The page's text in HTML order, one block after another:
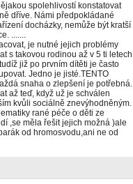
spolehlivostí konstatovat
dříve. Námi předpokládané
docházky, nemůže být kratší
.......
je nutné jejich problémy
s takovou rodinou až v 5 ti letech
již po prvním dítěti je často
Jedno je jisté.TENTO
snaha o zlepšení je potřebná.
až teď, když už je schválen
kvůli sociálně znevýhodněným.
rané péče o děti ze
,se měla řešit jejich možná )ale
od hromosvodu,ani ne od